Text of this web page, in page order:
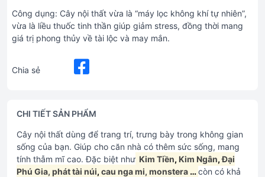
Công dụng: Cây nội thất vừa là “máy lọc không khí tự nhiên”,
vừa là liều thuốc tinh thần giúp giảm stress, đồng thời mang
giá trị phong thủy về tài lộc và may mắn.
Chia sẻ
CHI TIẾT SẢN PHẨM
Cây nội thất dùng để trang trí, trưng bày trong không gian
sống của bạn. Giúp cho căn nhà có thêm sức sống, mang
tính thẫm mĩ cao. Đặc biệt như Kim Tiền, Kim Ngân,Đại
Phú Gia, phát tài núi, cau nga mi, monstera …còn có khả